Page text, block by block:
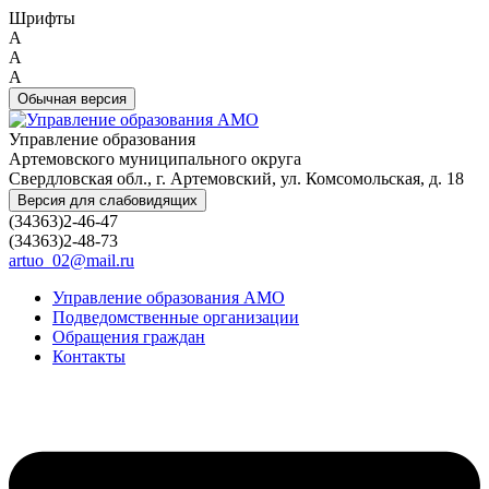
Шрифты
A
A
A
Обычная версия
Управление образования
Артемовского муниципального округа
Свердловская обл., г. Артемовский, ул. Комсомольская, д. 18
Версия для слабовидящих
(34363)2-46-47
(34363)2-48-73
artuo_02@mail.ru
Управление образования АМО
Подведомственные организации
Обращения граждан
Контакты